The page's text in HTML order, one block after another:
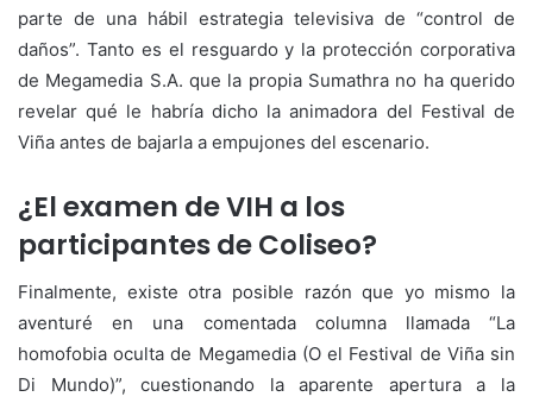
parte de una hábil estrategia televisiva de “control de
daños”. Tanto es el resguardo y la protección corporativa
de Megamedia S.A. que la propia Sumathra no ha querido
revelar qué le habría dicho la animadora del Festival de
Viña antes de bajarla a empujones del escenario.
¿El examen de VIH a los
participantes de Coliseo?
Finalmente, existe otra posible razón que yo mismo la
aventuré en una comentada columna llamada “La
homofobia oculta de Megamedia (O el Festival de Viña sin
Di Mundo)”, cuestionando la aparente apertura a la